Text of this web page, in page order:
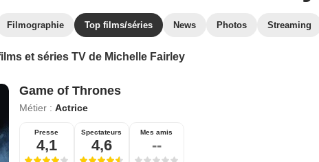
Filmographie Top films/séries News Photos Streaming
et séries TV de Michelle Fairley
Game of Thrones
Métier : Actrice
Presse
4,1
Spectateurs
4,6
Mes amis
--